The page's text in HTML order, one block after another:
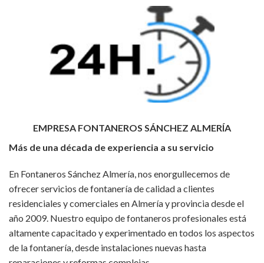
EMPRESA FONTANEROS SÁNCHEZ ALMERÍA
Más de una década de experiencia a su servicio
En Fontaneros Sánchez Almería, nos enorgullecemos de
ofrecer servicios de fontanería de calidad a clientes
residenciales y comerciales en Almería y provincia desde el
año 2009. Nuestro equipo de fontaneros profesionales está
altamente capacitado y experimentado en todos los aspectos
de la fontanería, desde instalaciones nuevas hasta